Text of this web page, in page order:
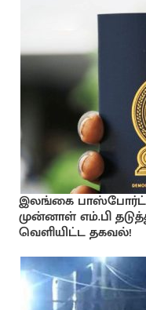
இலங்கை பாஸ்போர்ட்
முன்னாள் எம்.பி
வெளியிட்ட தகவல்!